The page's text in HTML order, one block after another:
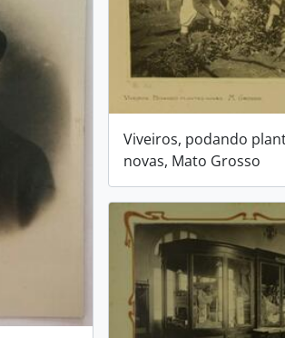
Viveiros, podando
novas, Mato Grosso